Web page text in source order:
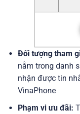
Đối tượng tham
nằm trong danh
nhận được tin
VinaPhone
Phạm vi ưu đãi: